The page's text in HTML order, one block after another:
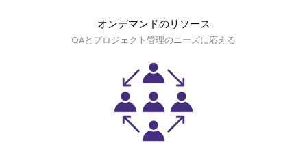
オンデマンドのリソース
QAとプロジェクト管理のニーズに応える